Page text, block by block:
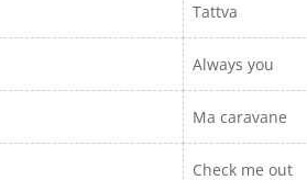
Tattva
Always you
Ma caravane
Check me out